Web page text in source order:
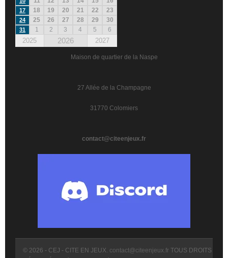
17 18 19 20 21 22 23
24 25 26 27 28 29 30
31 1 2 3 4 5 6
2025 2026 2027
Maison de quartier de la Naspe
27 Allée de la Champagne
31770 Colomiers
contact@citeenjeux.fr
© 2026 - CEJ - CITE EN JEUX. contact@citeenjeux.fr TOUS DROITS